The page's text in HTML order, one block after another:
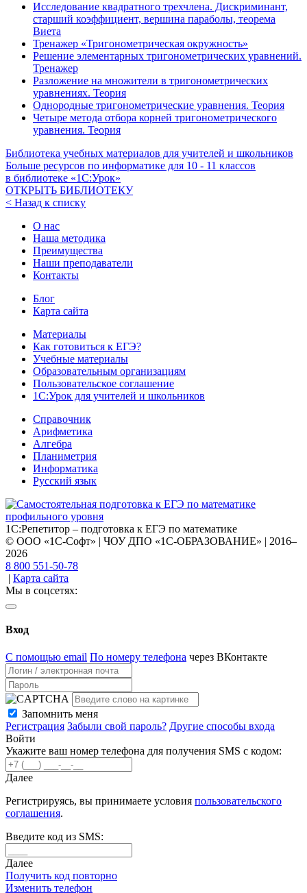
Исследование квадратного трехчлена. Дискриминант,
старший коэффициент, вершина параболы, теорема
Виета
Тренажер «Тригонометрическая окружность»
Решение элементарных тригонометрических уравнений.
Тренажер
Разложение на множители в тригонометрических
уравнениях. Теория
Однородные тригонометрические уравнения. Теория
Четыре метода отбора корней тригонометрического
уравнения. Теория
Библиотека учебных материалов для учителей и школьников
Больше ресурсов по информатике для 10 - 11 классов
в библиотеке «1С:Урок»
ОТКРЫТЬ БИБЛИОТЕКУ
< Назад к списку
О нас
Наша методика
Преимущества
Наши преподаватели
Контакты
Блог
Карта сайта
Материалы
Как готовиться к ЕГЭ?
Учебные материалы
Образовательным организациям
Пользовательское соглашение
1С:Урок для учителей и школьников
Справочник
Арифметика
Алгебра
Планиметрия
Информатика
Русский язык
1С:Репетитор – подготовка к ЕГЭ по математике
© ООО «1С-Софт» | ЧОУ ДПО «1С-ОБРАЗОВАНИЕ» | 2016–
2026
8 800 551-50-78
| Карта сайта
Мы в соцсетях:
Вход
С помощью email По номеру телефона через ВКонтакте
Запомнить меня
Регистрация Забыли свой пароль? Другие способы входа
Войти
Укажите ваш номер телефона для получения SMS с кодом:
Далее
Регистрируясь, вы принимаете условия пользовательского
соглашения.
Введите код из SMS:
Далее
Получить код повторно
Изменить телефон